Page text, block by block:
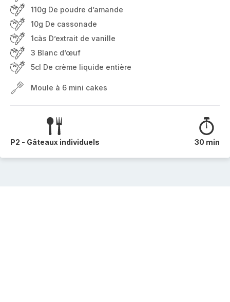
110g De poudre d’amande
10g De cassonade
1càs D’extrait de vanille
3 Blanc d’œuf
5cl De crème liquide entière
Moule à 6 mini cakes
P2 - Gâteaux individuels 30 min